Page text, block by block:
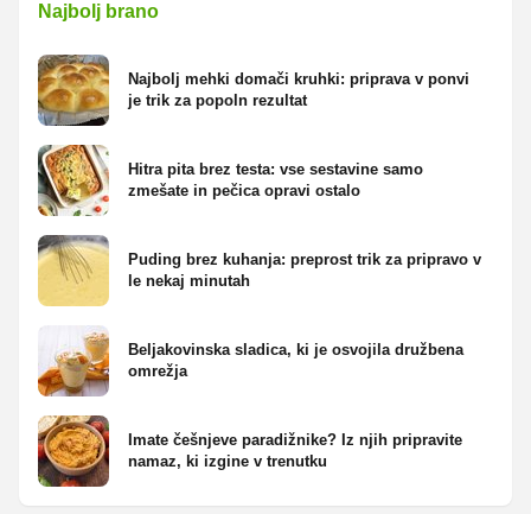
Najbolj brano
Najbolj mehki domači kruhki: priprava v ponvi
je trik za popoln rezultat
Hitra pita brez testa: vse sestavine samo
zmešate in pečica opravi ostalo
Puding brez kuhanja: preprost trik za pripravo v
le nekaj minutah
Beljakovinska sladica, ki je osvojila družbena
omrežja
Imate češnjeve paradižnike? Iz njih pripravite
namaz, ki izgine v trenutku